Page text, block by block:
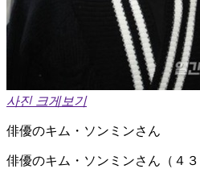
사진 크게보기
俳優のキム・ソンミンさん
俳優のキム・ソンミンさん（４